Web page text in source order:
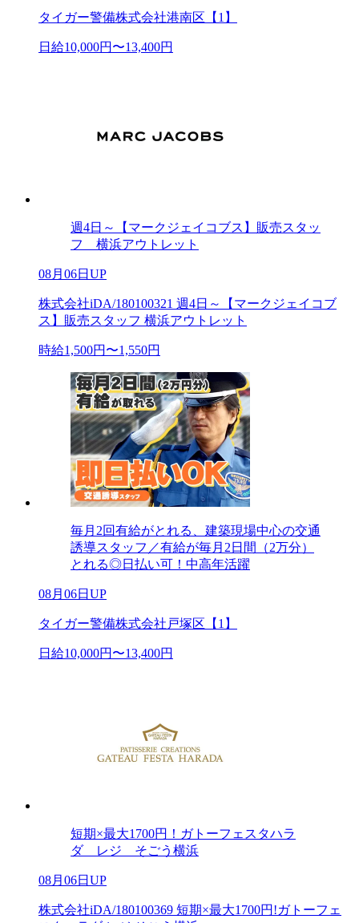
タイガー警備株式会社港南区【1】
日給10,000円〜13,400円
週4日～【マークジェイコブス】販売スタッ
フ 横浜アウトレット
08月06日UP
株式会社iDA/180100321 週4日～【マークジェイコブ
ス】販売スタッフ 横浜アウトレット
時給1,500円〜1,550円
毎月2回有給がとれる、建築現場中心の交通
誘導スタッフ／有給が毎月2日間（2万分）
とれる◎日払い可！中高年活躍
08月06日UP
タイガー警備株式会社戸塚区【1】
日給10,000円〜13,400円
短期×最大1700円！ガトーフェスタハラ
ダ レジ そごう横浜
08月06日UP
株式会社iDA/180100369 短期×最大1700円!ガトーフェ